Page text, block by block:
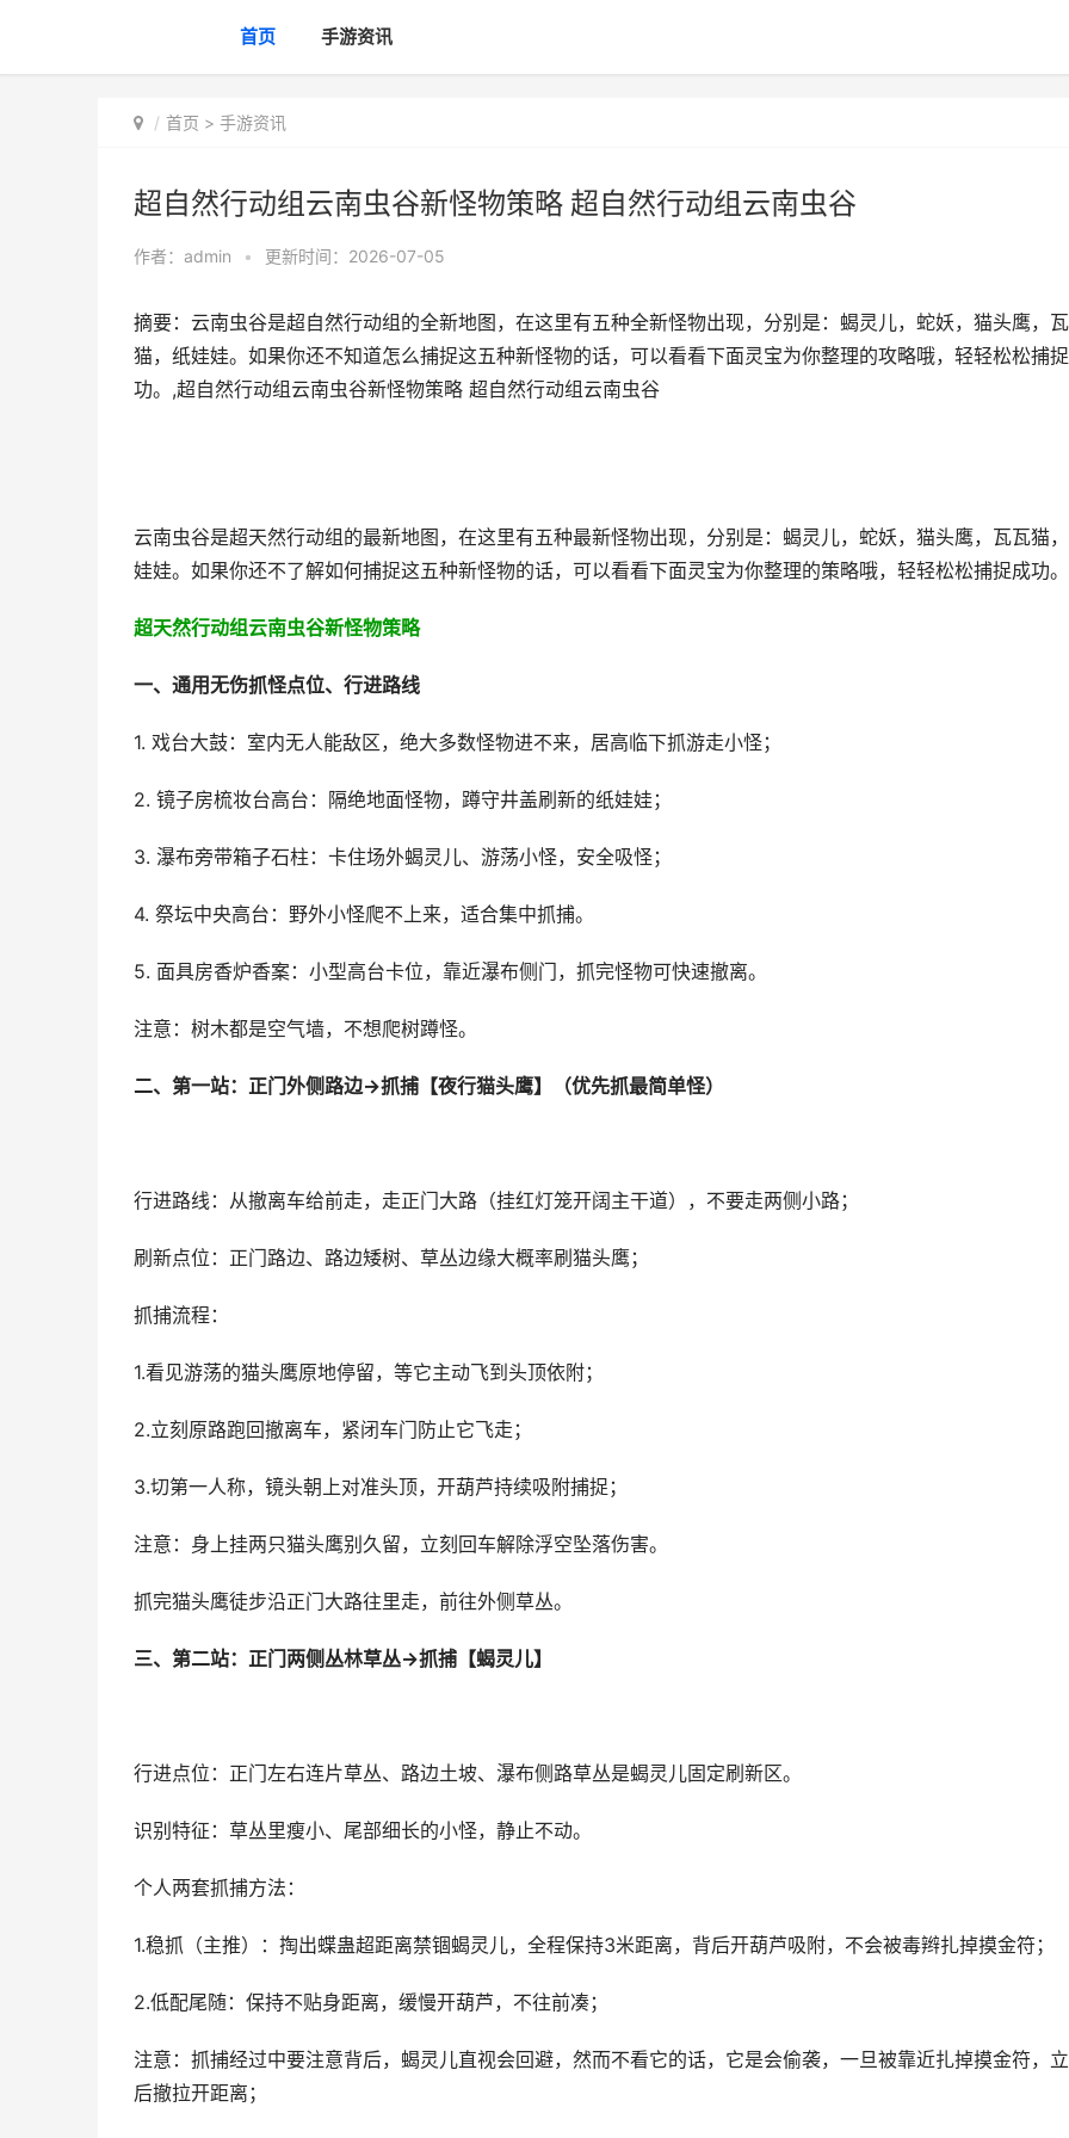
首页 手游资讯
首页 > 手游资讯
超自然行动组云南虫谷新怪物策略 超自然行动组云南虫谷
作者： admin • 更新时间：2026-07-05
摘要：云南虫谷是超自然行动组的全新地图，在这里有五种全新怪物出现，分别是：蝎灵儿，蛇妖，猫头鹰，
猫，纸娃娃。如果你还不知道怎么捕捉这五种新怪物的话，可以看看下面灵宝为你整理的攻略哦，轻轻松松捕
功。,超自然行动组云南虫谷新怪物策略 超自然行动组云南虫谷
云南虫谷是超天然行动组的最新地图，在这里有五种最新怪物出现，分别是：蝎灵儿，蛇妖，猫头鹰，瓦瓦猫
娃娃。如果你还不了解如何捕捉这五种新怪物的话，可以看看下面灵宝为你整理的策略哦，轻轻松松捕捉成功。
超天然行动组云南虫谷新怪物策略
一、通用无伤抓怪点位、行进路线
1. 戏台大鼓：室内无人能敌区，绝大多数怪物进不来，居高临下抓游走小怪；
2. 镜子房梳妆台高台：隔绝地面怪物，蹲守井盖刷新的纸娃娃；
3. 瀑布旁带箱子石柱：卡住场外蝎灵儿、游荡小怪，安全吸怪；
4. 祭坛中央高台：野外小怪爬不上来，适合集中抓捕。
5. 面具房香炉香案：小型高台卡位，靠近瀑布侧门，抓完怪物可快速撤离。
注意：树木都是空气墙，不想爬树蹲怪。
二、第一站：正门外侧路边→抓捕【夜行猫头鹰】（优先抓最简单怪）
行进路线：从撤离车给前走，走正门大路（挂红灯笼开阔主干道），不要走两侧小路；
刷新点位：正门路边、路边矮树、草丛边缘大概率刷猫头鹰；
抓捕流程：
1.看见游荡的猫头鹰原地停留，等它主动飞到头顶依附；
2.立刻原路跑回撤离车，紧闭车门防止它飞走；
3.切第一人称，镜头朝上对准头顶，开葫芦持续吸附捕捉；
注意：身上挂两只猫头鹰别久留，立刻回车解除浮空坠落伤害。
抓完猫头鹰徒步沿正门大路往里走，前往外侧草丛。
三、第二站：正门两侧丛林草丛→抓捕【蝎灵儿】
行进点位：正门左右连片草丛、路边土坡、瀑布侧路草丛是蝎灵儿固定刷新区。
识别特征：草丛里瘦小、尾部细长的小怪，静止不动。
个人两套抓捕方法：
1.稳抓（主推）：掏出蝶蛊超距离禁锢蝎灵儿，全程保持3米距离，背后开葫芦吸附，不会被毒辫扎掉摸金符；
2.低配尾随：保持不贴身距离，缓慢开葫芦，不往前凑；
注意：抓捕经过中要注意背后，蝎灵儿直视会回避，然而不看它的话，它是会偷袭，一旦被靠近扎掉摸金符，
后撤拉开距离；